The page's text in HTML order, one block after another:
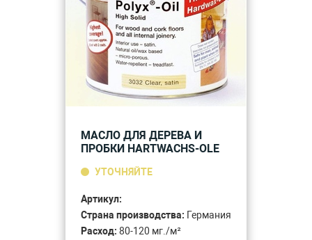
МАСЛО ДЛЯ ДЕРЕВА И
ПРОБКИ HARTWACHS-OLE
УТОЧНЯЙТЕ
Артикул:
Страна производства: Германия
Расход: 80-120 мг./м²